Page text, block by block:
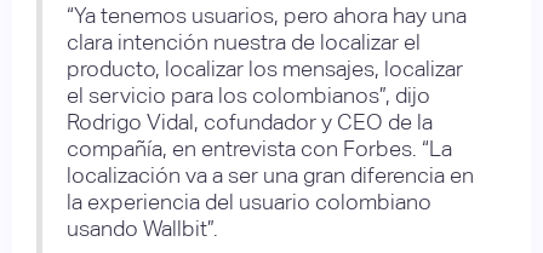
“Ya tenemos usuarios, pero ahora hay una
clara intención nuestra de localizar el
producto, localizar los mensajes, localizar
el servicio para los colombianos”, dijo
Rodrigo Vidal, cofundador y CEO de la
compañía, en entrevista con Forbes. “La
localización va a ser una gran diferencia en
la experiencia del usuario colombiano
usando Wallbit”.